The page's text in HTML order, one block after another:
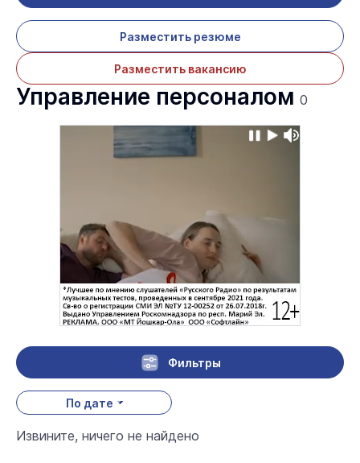
Разместить резюме
Разместить вакансию
Управление персоналом 0
Фильтры
По дате
Извините, ничего не найдено